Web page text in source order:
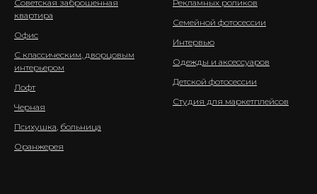
Советская заброшенная
квартира
Офис
С классическим, дворцовым
интерьером
Лофт
Черная
Психушка больница
Оранжерея
Рекламных роликов
Семейной фотосессии
Интервью
Одежды и аксессуаров
Детской фотосессии
Студия для маркетплейсов